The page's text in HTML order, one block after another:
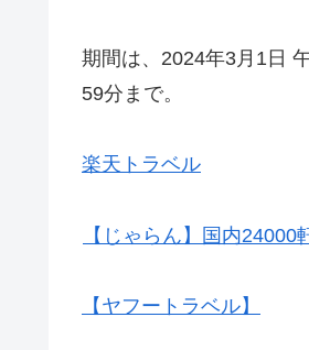
期間は、2024年3月1日
59分まで。
楽天トラベル
【じゃらん】国内
【ヤフートラベル】